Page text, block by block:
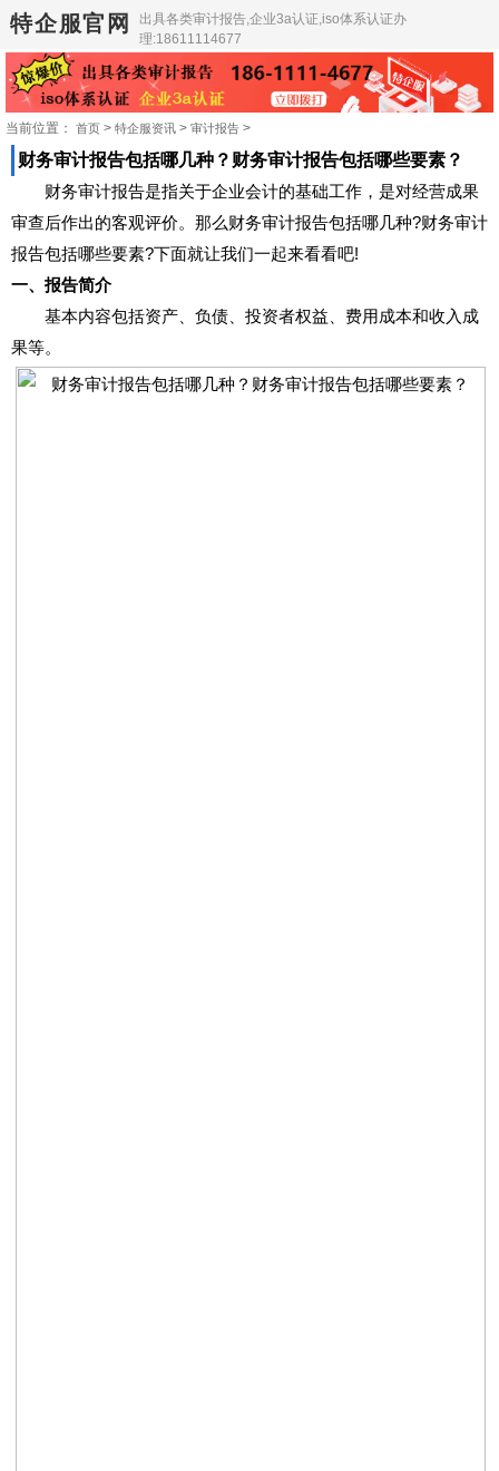
特企服官网
出具各类审计报告,企业3a认证,iso体系认证办
理:18611114677
当前位置： 首页 > 特企服资讯 > 审计报告 >
财务审计报告包括哪几种？财务审计报告包括哪些要素？
财务审计报告是指关于企业会计的基础工作，是对经营成果
审查后作出的客观评价。那么财务审计报告包括哪几种?财务审计
报告包括哪些要素?下面就让我们一起来看看吧!
一、报告简介
基本内容包括资产、负债、投资者权益、费用成本和收入成
果等。